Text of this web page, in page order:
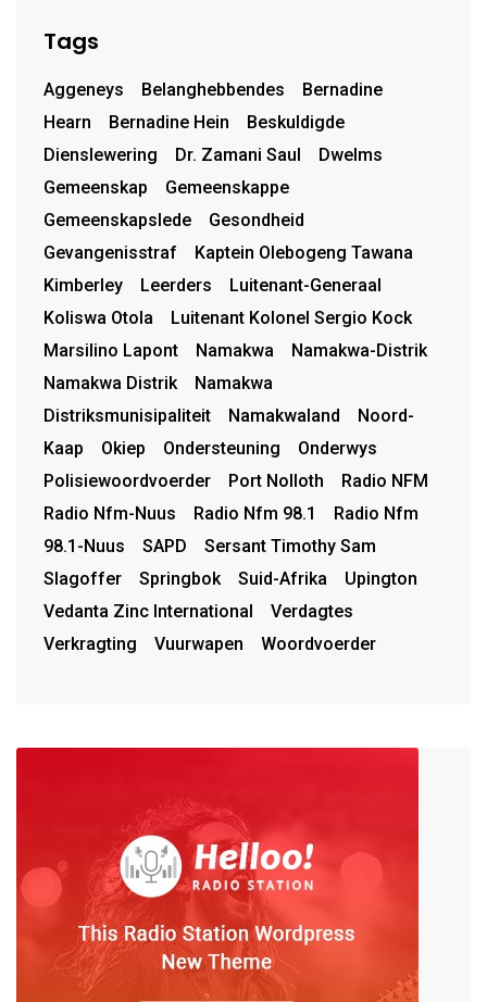
Tags
Aggeneys Belanghebbendes
Bernadine
Hearn
Bernadine Hein
Beskuldigde
Dienslewering
Dr. Zamani Saul
Dwelms
Gemeenskap
Gemeenskappe
Gemeenskapslede
Gesondheid
Gevangenisstraf
Kaptein Olebogeng Tawana
Kimberley
Leerders
Luitenant-Generaal
Koliswa Otola
Luitenant Kolonel Sergio Kock
Marsilino Lapont
Namakwa
Namakwa-Distrik
Namakwa Distrik
Namakwa
Distriksmunisipaliteit
Namakwaland
Noord-
Kaap
Okiep Ondersteuning
Onderwys
Polisiewoordvoerder
Port Nolloth
Radio NFM
Radio Nfm-Nuus
Radio Nfm 98.1
Radio Nfm
98.1-Nuus
SAPD
Sersant Timothy Sam
Slagoffer
Springbok Suid-Afrika
Upington
Vedanta Zinc International
Verdagtes
Verkragting
Vuurwapen Woordvoerder